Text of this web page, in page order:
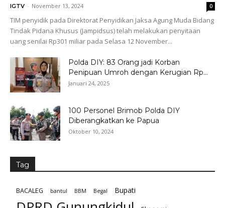
IGTV - November 13, 2024 0
TIM penyidik pada Direktorat Penyidikan Jaksa Agung Muda Bidang
Tindak Pidana Khusus (Jampidsus) telah melakukan penyitaan
uang senilai Rp301 miliar pada Selasa 12 November...
Polda DIY: 83 Orang jadi Korban
Penipuan Umroh dengan Kerugian Rp...
Januari 24, 2025
100 Personel Brimob Polda DIY
Diberangkatkan ke Papua
Oktober 10, 2024
Tag
BACALEG bantul BBM Begal Bupati